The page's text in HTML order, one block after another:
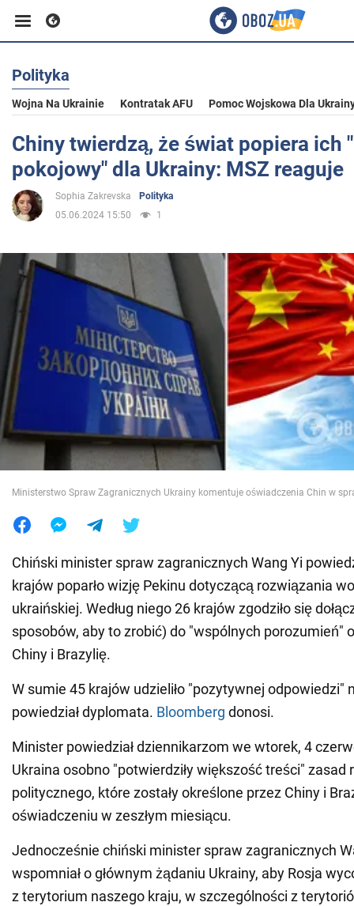
Biznes
Sport
Rozrywka
Polityka
Społeczeństwo
Wojna na Ukrainie
Świat
Jedzenie
Polityka
Wojna Na Ukrainie Kontratak AFU Pomoc Wojskowa Dla
Chiny twierdzą, że świat popiera ich
pokojowy" dla Ukrainy: MSZ reaguje
Sophia Zakrevska
Polityka
05.06.2024 15:50
1
Ministerstwo Spraw Zagranicznych Ukrainy komentuje oświadczenia Chin w
Chiński minister spraw zagranicznych Wang Yi
krajów poparło wizję Pekinu dotyczącą rozwiązania
ukraińskiej. Według niego 26 krajów zgodziło się
sposobów, aby to zrobić) do "wspólnych porozumień"
Chiny i Brazylię.
W sumie 45 krajów udzieliło "pozytywnej odpowiedzi"
powiedział dyplomata. Bloomberg donosi.
Minister powiedział dziennikarzom we wtorek, 4
Ukraina osobno "potwierdziły większość treści" zasad
politycznego, które zostały określone przez Chiny i
oświadczeniu w zeszłym miesiącu.
Jednocześnie chiński minister spraw zagranicznych
wspomniał o głównym żądaniu Ukrainy, aby Rosja
z terytorium naszego kraju, w szczególności z